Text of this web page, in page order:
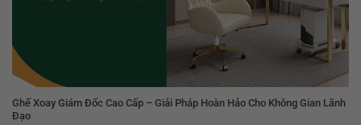
Ghế Xoay Giám Đốc Cao Cấp – Giải Pháp Hoàn Hảo Cho Không Gian Lãnh
Đạo